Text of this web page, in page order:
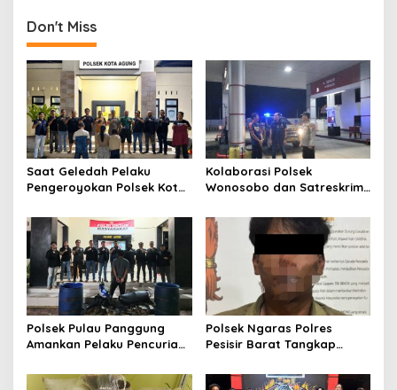
a
v
i
g
a
t
i
o
n
Don't Miss
Saat Geledah Pelaku
Pengeroyokan Polsek Kota
Presisi Polres Tanggamus
Amankan Satu Pria Dua
Wanita Terungkap Dugaan
Pengguna Narkoba
Kolaborasi Polsek
Wonosobo dan Satreskrim
Tindaklanjuti Informasi
Dugaan Pengecoran BBM
Subsidi di SPBU Lakaran
Polsek Pulau Panggung
Amankan Pelaku Pencurian
Bendungan Batu Tegi
Polsek Ngaras Polres
Pesisir Barat Tangkap
ke Bangka Belitung